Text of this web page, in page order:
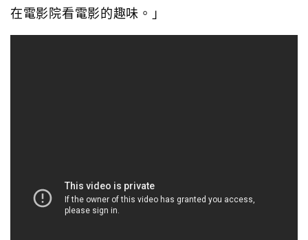
在電影院看電影的趣味。」